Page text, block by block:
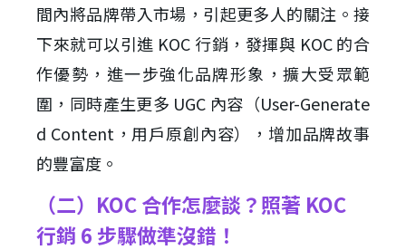
間內將品牌帶入市場，引起更多人的關注。接
下來就可以引進 KOC 行銷，發揮與 KOC 的合
作優勢，進一步強化品牌形象，擴大受眾範
圍，同時產生更多 UGC 內容（User-Generate
d Content，用戶原創內容），增加品牌故事
的豐富度。
（二）KOC 合作怎麼談？照著 KOC
行銷 6 步驟做準沒錯！